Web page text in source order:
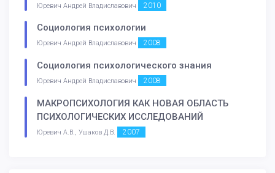
Юревич Андрей Владиславович 2010
Социология психологии
Юревич Андрей Владиславович 2008
Социология психологического знания
Юревич Андрей Владиславович 2008
МАКРОПСИХОЛОГИЯ КАК НОВАЯ ОБЛАСТЬ
ПСИХОЛОГИЧЕСКИХ ИССЛЕДОВАНИЙ
Юревич А.В., Ушаков Д.В. 2007